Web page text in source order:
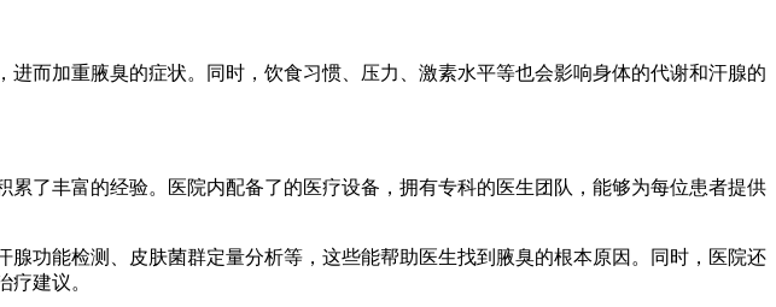
而加重腋臭的症状。同时，饮食习惯、压力、激素水平等也会影响身体的代谢和汗腺的
了丰富的经验。医院内配备了的医疗设备，拥有专科的医生团队，能够为每位患者提供
功能检测、皮肤菌群定量分析等，这些能帮助医生找到腋臭的根本原因。同时，医院还
建议。